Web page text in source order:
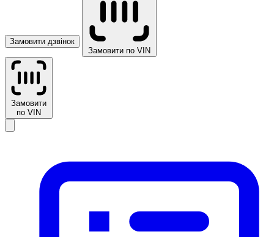
Замовити дзвінок
Замовити по VIN
Замовити
по VIN